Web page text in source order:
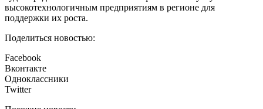
высокотехнологичным предприятиям в регионе для
поддержки их роста.
Поделиться новостью:
Facebook
Вконтакте
Одноклассники
Twitter